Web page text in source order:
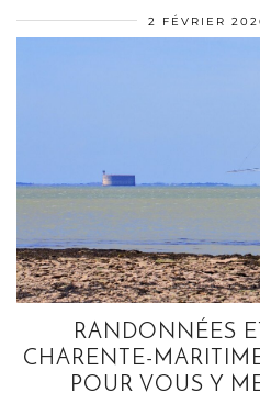
2 FÉVRIER
RANDONNÉES
CHARENTE-
POUR VOUS Y